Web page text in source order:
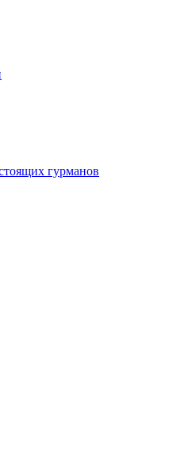
гурманов